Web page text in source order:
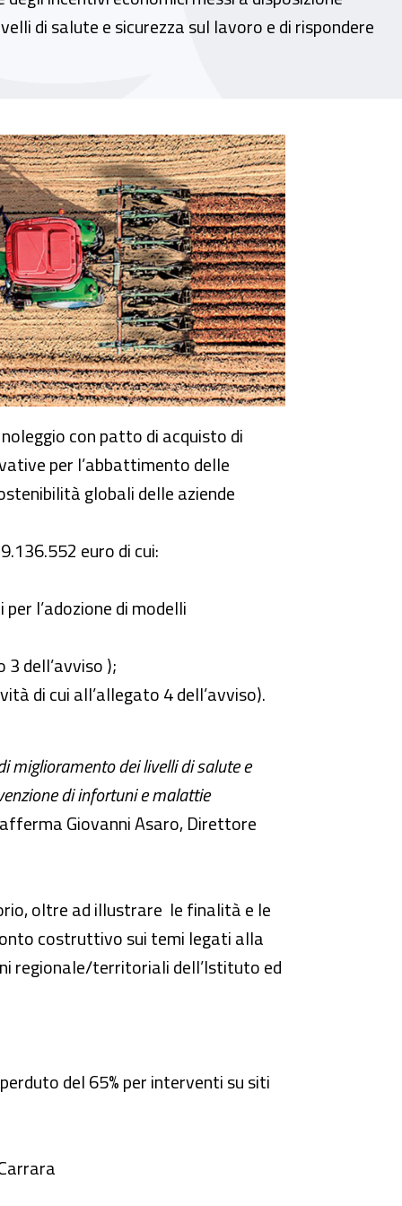
di salute e sicurezza sul lavoro e di rispondere
economici alle imprese
con patto di acquisto di
per l’abbattimento delle
globali delle aziende
euro di cui:
l’adozione di modelli
dell’avviso );
di cui all’allegato 4 dell’avviso).
miglioramento dei livelli di salute e
di infortuni e malattie
afferma Giovanni Asaro, Direttore
oltre ad illustrare le finalità e le
costruttivo sui temi legati alla
regionale/territoriali dell’Istituto ed
del 65% per interventi su siti